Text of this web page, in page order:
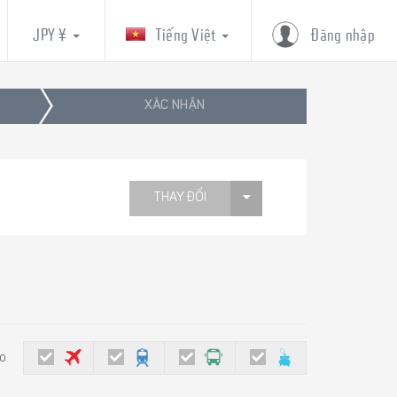
Đăng nhập
Tiếng Việt
JPY ¥
XÁC NHẬN
THAY ĐỔI